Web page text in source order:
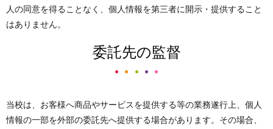
人の同意を得ることなく、個人情報を第三者に開示・提供すること
はありません。
委託先の監督
当校は、お客様へ商品やサービスを提供する等の業務遂行上、個人
情報の一部を外部の委託先へ提供する場合があります。その場合、